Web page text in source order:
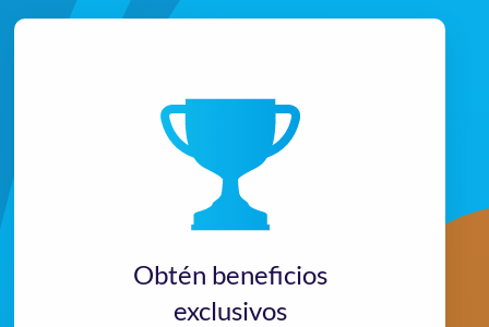
Obtén beneficios
exclusivos